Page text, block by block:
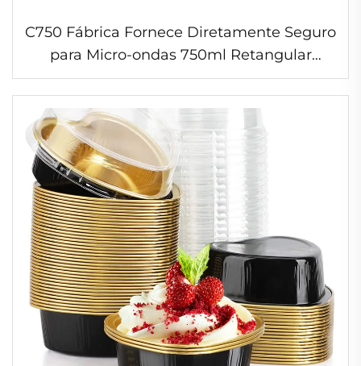
C750 Fábrica Fornece Diretamente Seguro
para Micro-ondas 750ml Retangular
Descartável Para Viagem Com Alças
Recipiente de Alimentos de Folha de
Alumínio Suave